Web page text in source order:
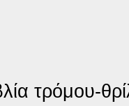
τρόμου-